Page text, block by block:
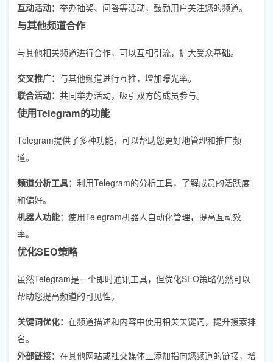
互动活动： 举办抽奖、问答等活动，鼓励用户关注您的频道。
与其他频道合作
与其他相关频道进行合作，可以互相引流，扩大受众基础。
交叉推广： 与其他频道进行互推，增加曝光率。
联合活动： 共同举办活动，吸引双方的成员参与。
使用Telegram的功能
Telegram提供了多种功能，可以帮助您更好地管理和推广频
道。
频道分析工具： 利用Telegram的分析工具，了解成员的活跃度
和偏好。
机器人功能： 使用Telegram机器人自动化管理，提高互动效
率。
优化SEO策略
虽然Telegram是一个即时通讯工具，但优化SEO策略仍然可以
帮助您提高频道的可见性。
关键词优化： 在频道描述和内容中使用相关关键词，提升搜索排
名。
外部链接： 在其他网站或社交媒体上添加指向您频道的链接，增